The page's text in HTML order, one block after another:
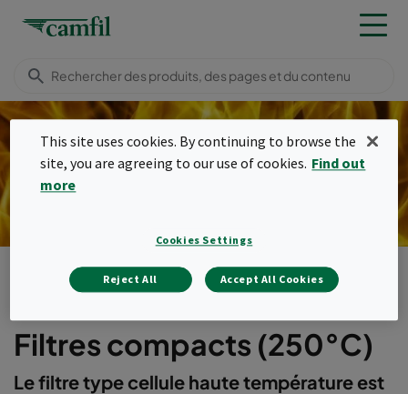
Filtres compacts haute
Filtres haute température Filtres compacts (250°C)
Filtres compacts (250°C)
Le filtre type cellule haute température est
This site uses cookies. By continuing to browse the
site, you are agreeing to our use of cookies. Find out
more
Cookies Settings
Reject All Accept All Cookies